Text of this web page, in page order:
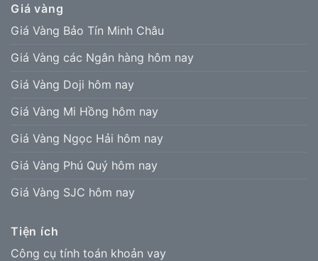
Giá vàng
Giá Vàng Bảo Tín Minh Châu
Giá Vàng các Ngân hàng hôm nay
Giá Vàng Doji hôm nay
Giá Vàng Mi Hồng hôm nay
Giá Vàng Ngọc Hải hôm nay
Giá Vàng Phú Quý hôm nay
Giá Vàng SJC hôm nay
Tiện ích
Công cụ tính toán khoản vay